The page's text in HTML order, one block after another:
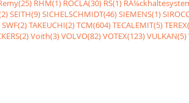
RHM(1) ROCLA(30) RS(1)
SEITH(9)SICHELSCHMIDT(46)SIEMENS(1)
SWF(2)TAKEUCHI(2)TCM(604)TECALEMIT(5)
Voith(3)VOLVO(82)VOTEX(123)VULKAN(5)